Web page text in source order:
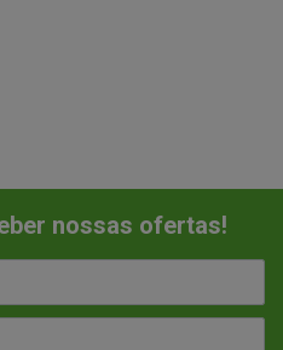
nossas ofertas!